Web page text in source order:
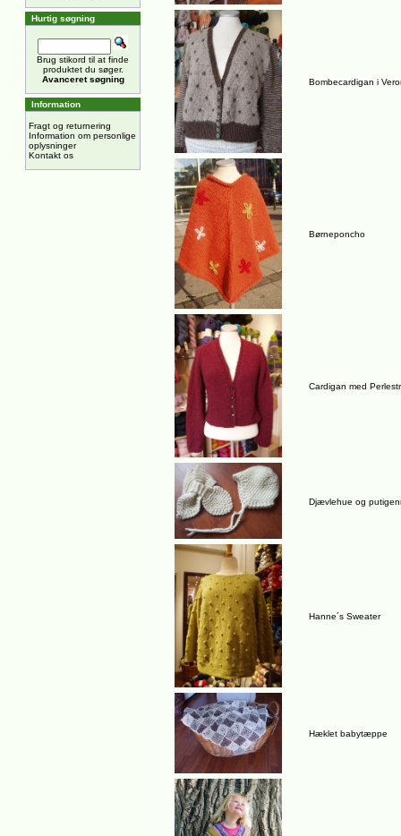
Hurtig søgning
Brug stikord til at finde
produktet du søger.
Avanceret søgning
Information
Fragt og returnering
Information om personlige
oplysninger
Kontakt os
Bombecardigan i
Børneponcho
Cardigan med
Djævlehue og
Hanne´s Sweater
Hæklet babytæppe